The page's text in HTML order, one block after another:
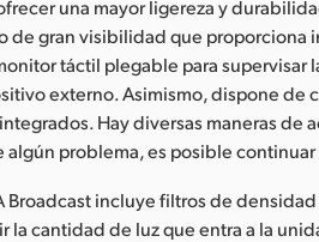
una mayor ligereza y
de gran visibilidad que proporciona
táctil plegable para supervisar
externo. Asimismo, dispone de
Hay diversas maneras de
algún problema, es posible
Broadcast incluye filtros de
la cantidad de luz que entra a la